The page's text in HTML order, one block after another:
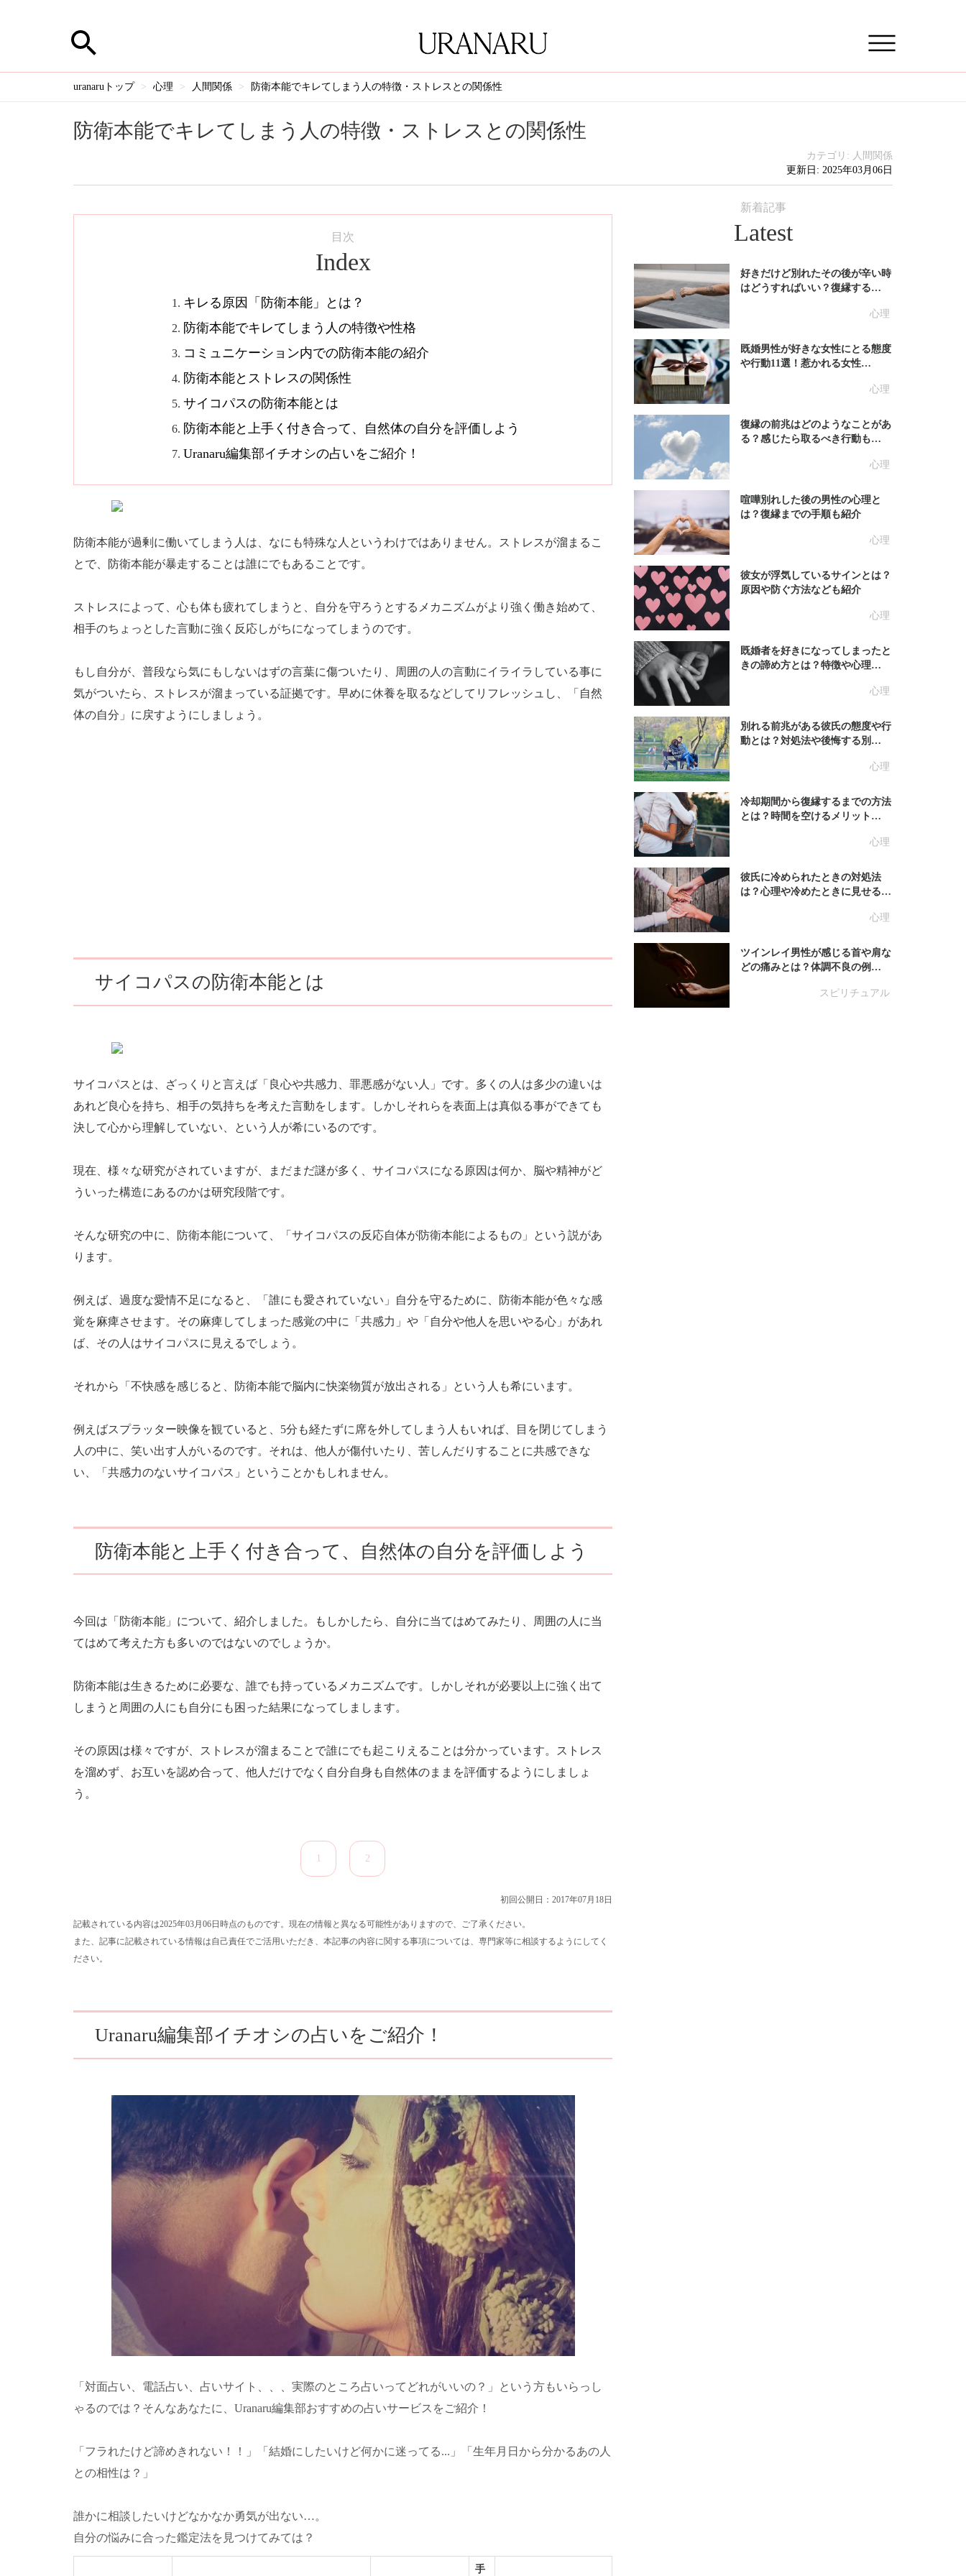
uranaruトップ 心理 人間関係 防衛本能でキレてしまう人の特徴・ストレスとの関係性
防衛本能でキレてしまう人の特徴・ストレスとの関係性
カテゴリ: 人間関係
更新日: 2025年03月06日
目次
Index
キレる原因「防衛本能」とは？
防衛本能でキレてしまう人の特徴や性格
コミュニケーション内での防衛本能の紹介
防衛本能とストレスの関係性
サイコパスの防衛本能とは
防衛本能と上手く付き合って、自然体の自分を評価しよう
Uranaru編集部イチオシの占いをご紹介！
防衛本能が過剰に働いてしまう人は、なにも特殊な人というわけではありません。ストレスが溜まるこ
とで、防衛本能が暴走することは誰にでもあることです。
ストレスによって、心も体も疲れてしまうと、自分を守ろうとするメカニズムがより強く働き始めて、
相手のちょっとした言動に強く反応しがちになってしまうのです。
もし自分が、普段なら気にもしないはずの言葉に傷ついたり、周囲の人の言動にイライラしている事に
気がついたら、ストレスが溜まっている証拠です。早めに休養を取るなどしてリフレッシュし、「自然
体の自分」に戻すようにしましょう。
サイコパスの防衛本能とは
サイコパスとは、ざっくりと言えば「良心や共感力、罪悪感がない人」です。多くの人は多少の違いは
あれど良心を持ち、相手の気持ちを考えた言動をします。しかしそれらを表面上は真似る事ができても
決して心から理解していない、という人が希にいるのです。
現在、様々な研究がされていますが、まだまだ謎が多く、サイコパスになる原因は何か、脳や精神がど
ういった構造にあるのかは研究段階です。
そんな研究の中に、防衛本能について、「サイコパスの反応自体が防衛本能によるもの」という説があ
ります。
例えば、過度な愛情不足になると、「誰にも愛されていない」自分を守るために、防衛本能が色々な感
覚を麻痺させます。その麻痺してしまった感覚の中に「共感力」や「自分や他人を思いやる心」があれ
ば、その人はサイコパスに見えるでしょう。
それから「不快感を感じると、防衛本能で脳内に快楽物質が放出される」という人も希にいます。
例えばスプラッター映像を観ていると、5分も経たずに席を外してしまう人もいれば、目を閉じてしまう
人の中に、笑い出す人がいるのです。それは、他人が傷付いたり、苦しんだりすることに共感できな
い、「共感力のないサイコパス」ということかもしれません。
防衛本能と上手く付き合って、自然体の自分を評価しよう
今回は「防衛本能」について、紹介しました。もしかしたら、自分に当てはめてみたり、周囲の人に当
てはめて考えた方も多いのではないのでしょうか。
防衛本能は生きるために必要な、誰でも持っているメカニズムです。しかしそれが必要以上に強く出て
しまうと周囲の人にも自分にも困った結果になってしまします。
その原因は様々ですが、ストレスが溜まることで誰にでも起こりえることは分かっています。ストレス
を溜めず、お互いを認め合って、他人だけでなく自分自身も自然体のままを評価するようにしましょ
う。
1 2
初回公開日：2017年07月18日
記載されている内容は2025年03月06日時点のものです。現在の情報と異なる可能性がありますので、ご了承ください。
また、記事に記載されている情報は自己責任でご活用いただき、本記事の内容に関する事項については、専門家等に相談するようにしてく
ださい。
Uranaru編集部イチオシの占いをご紹介！
「対面占い、電話占い、占いサイト、、、実際のところ占いってどれがいいの？」という方もいらっし
ゃるのでは？そんなあなたに、Uranaru編集部おすすめの占いサービスをご紹介！
「フラれたけど諦めきれない！！」「結婚にしたいけど何かに迷ってる...」「生年月日から分かるあの人
との相性は？」
誰かに相談したいけどなかなか勇気が出ない…。
自分の悩みに合った鑑定法を見つけてみては？
手
新着記事
Latest
心理
好きだけど別れたその後が辛い時
はどうすればいい？復縁する…
心理
既婚男性が好きな女性にとる態度
や行動11選！惹かれる女性…
心理
復縁の前兆はどのようなことがあ
る？感じたら取るべき行動も…
心理
喧嘩別れした後の男性の心理と
は？復縁までの手順も紹介
心理
彼女が浮気しているサインとは？
原因や防ぐ方法なども紹介
心理
既婚者を好きになってしまったと
きの諦め方とは？特徴や心理…
心理
別れる前兆がある彼氏の態度や行
動とは？対処法や後悔する別…
心理
冷却期間から復縁するまでの方法
とは？時間を空けるメリット…
心理
彼氏に冷められたときの対処法
は？心理や冷めたときに見せる…
スピリチュアル
ツインレイ男性が感じる首や肩な
どの痛みとは？体調不良の例…